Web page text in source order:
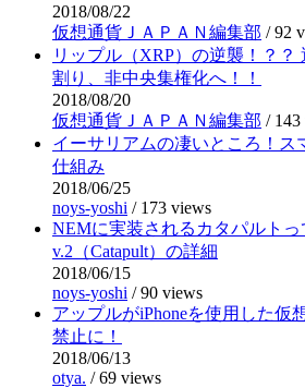
2018/08/22
仮想通貨ＪＡＰＡＮ編集部 /92
リップル（XRP）の逆襲！？？
割り、非中央集権化へ！！
2018/08/20
仮想通貨ＪＡＰＡＮ編集部 /
イーサリアムの凄いところ！ス
仕組み
2018/06/25
noys-yoshi / 173 views
NEMに実装されるカタパルトっ
v.2（Catapult）の詳細
2018/06/15
noys-yoshi /90 views
アップルがiPhoneを使用した仮
禁止に！
2018/06/13
otya. /69 views